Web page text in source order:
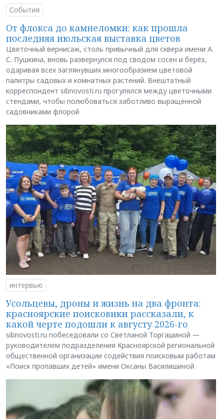
События
От флокса до камнеломки: как прошла
последняя июльская выставка цветов
Цветочный вернисаж, столь привычный для сквера имени А.
С. Пушкина, вновь развернулся под сводом сосен и берёз,
одаривая всех заглянувших многообразием цветовой
палитры садовых и комнатных растений. Внештатный
корреспондент sibnovosti.ru прогулялся между цветочными
стендами, чтобы полюбоваться заботливо выращенной
садовниками флорой
интервью
Усольцевы, дроны и жизнь на два фронта:
красноярские поисковики рассказали, к
какой черте подошли к августу 2026-го
sibnovosti.ru побеседовали со Светланой Торгашиной —
руководителем подразделения Красноярской региональной
общественной организации содействия поисковым работам
«Поиск пропавших детей» имени Оксаны Василишиной